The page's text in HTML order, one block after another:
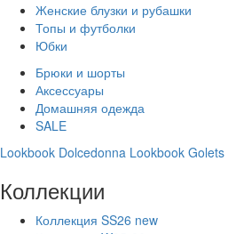
Женские блузки и рубашки
Топы и футболки
Юбки
Брюки и шорты
Аксессуары
Домашняя одежда
SALE
Lookbook Dolcedonna Lookbook Golets
Коллекции
Коллекция SS26 new